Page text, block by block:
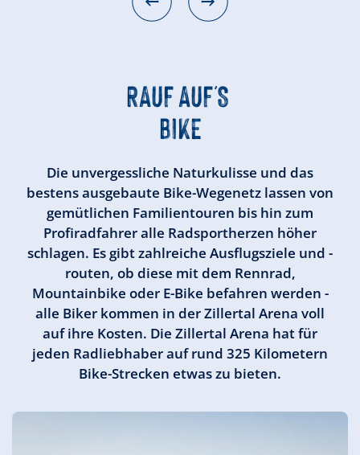
RAUF AUF'S
BIKE
Die unvergessliche Naturkulisse und das
bestens ausgebaute Bike-Wegenetz lassen von
gemütlichen Familientouren bis hin zum
Profiradfahrer alle Radsportherzen höher
schlagen. Es gibt zahlreiche Ausflugsziele und -
routen, ob diese mit dem Rennrad,
Mountainbike oder E-Bike befahren werden -
alle Biker kommen in der Zillertal Arena voll
auf ihre Kosten. Die Zillertal Arena hat für
jeden Radliebhaber auf rund 325 Kilometern
Bike-Strecken etwas zu bieten.